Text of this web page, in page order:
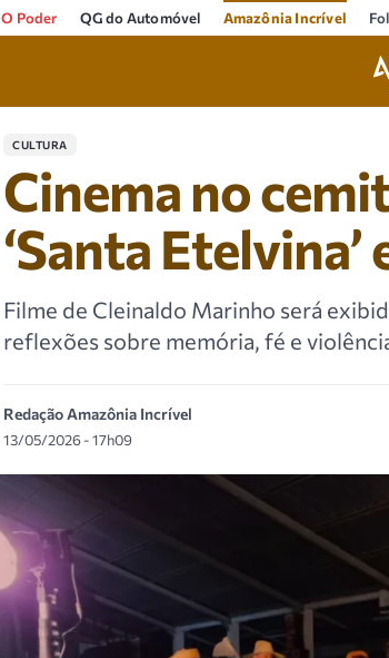
O Poder QG do Automóvel Amazônia Incrível
CULTURA
Cinema no
‘Santa
Filme de Cleinaldo Marinho será
reflexões sobre memória, fé e
Redação Amazônia Incrível
13/05/2026 - 17h09